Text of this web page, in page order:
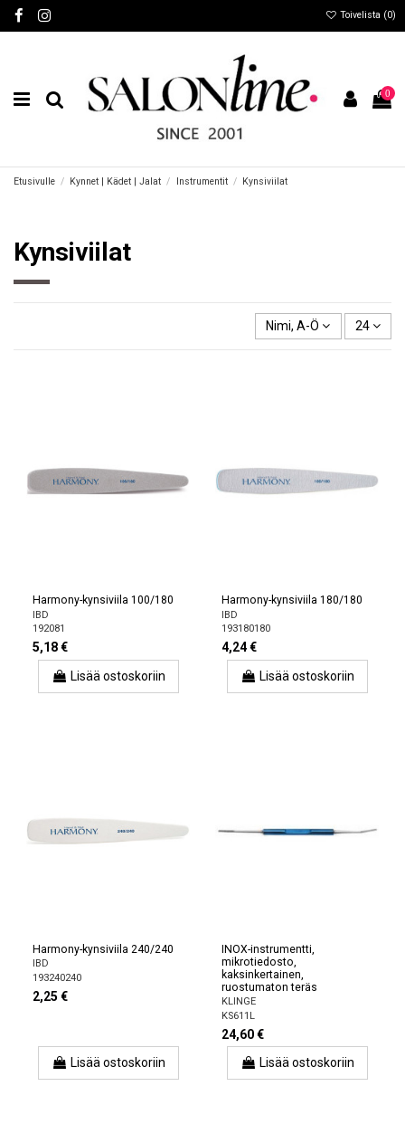
Toivelista (0)
0
Etusivulle Kynnet | Kädet | Jalat Instrumentit Kynsiviilat
Kynsiviilat
Nimi, A-Ö 24
Harmony-kynsiviila 100/180
IBD
192081
5,18 €
Lisää ostoskoriin
Harmony-kynsiviila 180/180
IBD
193180180
4,24 €
Lisää ostoskoriin
Harmony-kynsiviila 240/240
IBD
193240240
2,25 €
Lisää ostoskoriin
INOX-instrumentti,
mikrotiedosto,
kaksinkertainen,
ruostumaton teräs
KLINGE
KS611L
24,60 €
Lisää ostoskoriin